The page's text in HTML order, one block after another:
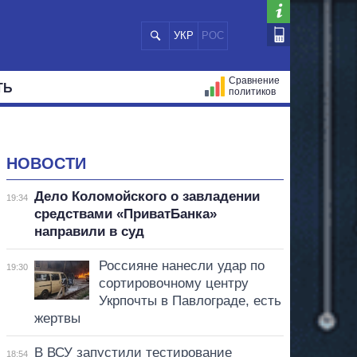
УКР РОС
Сравнение
политиков
НОВОСТИ
19:34
Дело Коломойского о завладении
средствами «ПриватБанка»
направили в суд
19:30
Россияне нанесли удар по
сортировочному центру
Укрпочты в Павлограде, есть
жертвы
18:54
В ВСУ запустили тестирование